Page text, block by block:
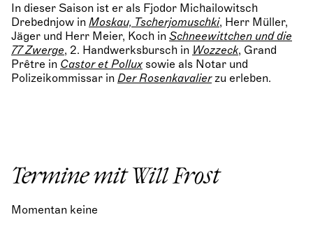
In dieser Saison ist er als Fjodor Michailowitsch
Drebednjow in Moskau, Tscherjomuschki, Herr Müller,
Jäger und Herr Meier, Koch in Schneewittchen und die
77 Zwerge, 2. Handwerksbursch in Wozzeck, Grand
Prêtre in Castor et Polluxsowie als Notar und
Polizeikommissar in Der Rosenkavalierzu erleben.
Termine mit Will Frost
Momentan keine